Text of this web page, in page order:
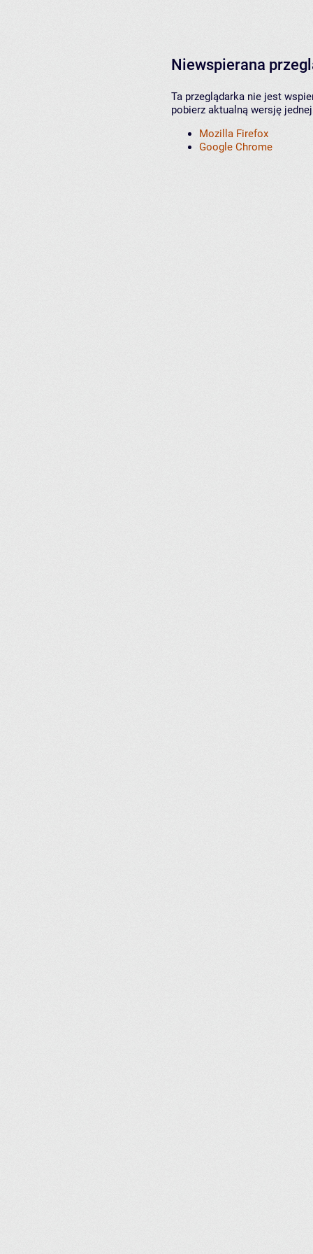
Niewspierana
Ta przeglądarka nie jest
pobierz aktualną wersję
Mozilla Firefox
Google Chrome